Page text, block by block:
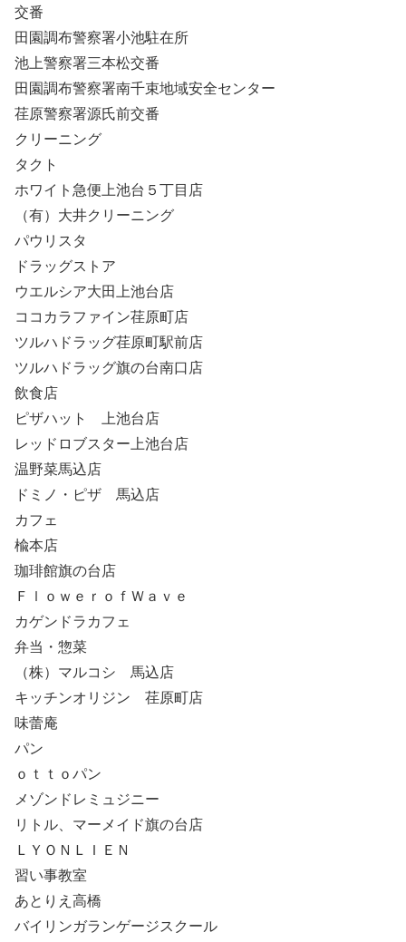
交番
田園調布警察署小池駐在所
池上警察署三本松交番
田園調布警察署南千束地域安全センター
荏原警察署源氏前交番
クリーニング
タクト
ホワイト急便上池台５丁目店
（有）大井クリーニング
パウリスタ
ドラッグストア
ウエルシア大田上池台店
ココカラファイン荏原町店
ツルハドラッグ荏原町駅前店
ツルハドラッグ旗の台南口店
飲食店
ピザハット 上池台店
レッドロブスター上池台店
温野菜馬込店
ドミノ・ピザ 馬込店
カフェ
楡本店
珈琲館旗の台店
ＦｌｏｗｅｒｏｆＷａｖｅ
カゲンドラカフェ
弁当・惣菜
（株）マルコシ 馬込店
キッチンオリジン 荏原町店
味蕾庵
パン
ｏｔｔｏパン
メゾンドレミュジニー
リトル、マーメイド旗の台店
ＬＹＯＮＬＩＥＮ
習い事教室
あとりえ高橋
バイリンガランゲージスクール